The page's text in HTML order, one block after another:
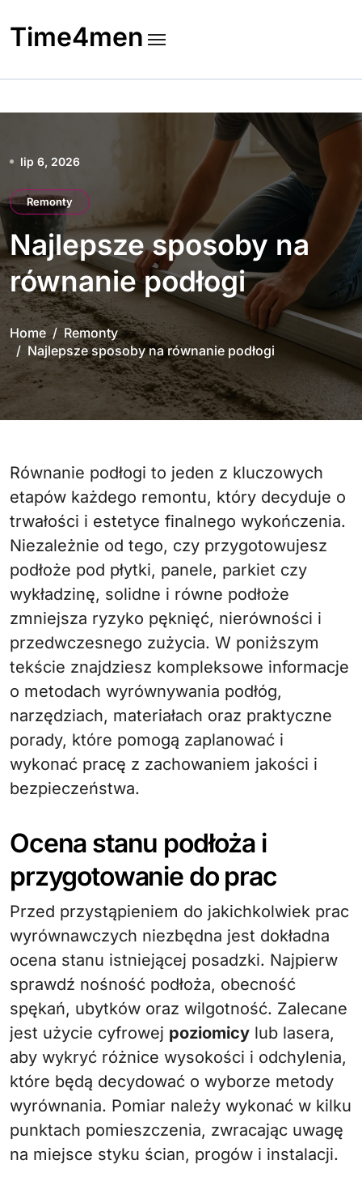
to
content
Time4men
lip 6, 2026
Remonty
Najlepsze sposoby na
równanie podłogi
Home
Remonty
Najlepsze sposoby na równanie podłogi
Równanie podłogi to jeden z kluczowych
etapów każdego remontu, który decyduje o
trwałości i estetyce finalnego wykończenia.
Niezależnie od tego, czy przygotowujesz
podłoże pod płytki, panele, parkiet czy
wykładzinę, solidne i równe podłoże
zmniejsza ryzyko pęknięć, nierówności i
przedwczesnego zużycia. W poniższym
tekście znajdziesz kompleksowe informacje
o metodach wyrównywania podłóg,
narzędziach, materiałach oraz praktyczne
porady, które pomogą zaplanować i
wykonać pracę z zachowaniem jakości i
bezpieczeństwa.
Ocena stanu podłoża i
przygotowanie do prac
Przed przystąpieniem do jakichkolwiek prac
wyrównawczych niezbędna jest dokładna
ocena stanu istniejącej posadzki. Najpierw
sprawdź nośność podłoża, obecność
spękań, ubytków oraz wilgotność. Zalecane
jest użycie cyfrowej poziomicy lub lasera,
aby wykryć różnice wysokości i odchylenia,
które będą decydować o wyborze metody
wyrównania. Pomiar należy wykonać w kilku
punktach pomieszczenia, zwracając uwagę
na miejsce styku ścian, progów i instalacji.